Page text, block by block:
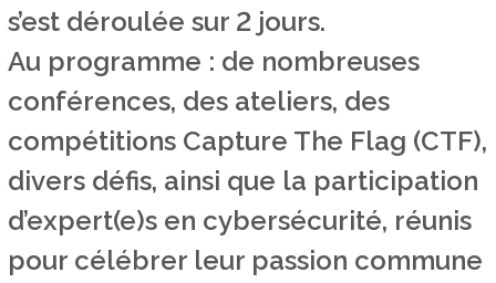
s’est déroulée sur 2 jours.
Au programme : de nombreuses
conférences, des ateliers, des
compétitions Capture The Flag (CTF),
divers défis, ainsi que la participation
d’expert(e)s en cybersécurité, réunis
pour célébrer leur passion commune